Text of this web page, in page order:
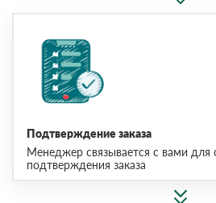
Подтверждение заказа
Менеджер связывается с вами для
подтверждения заказа